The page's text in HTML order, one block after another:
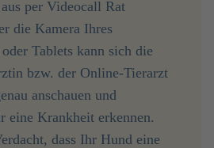
per Videocall Rat
die Kamera Ihres
Tablets kann sich die
bzw. der Online-Tierarzt
anschauen und
eine Krankheit erkennen.
dass Ihr Hund eine